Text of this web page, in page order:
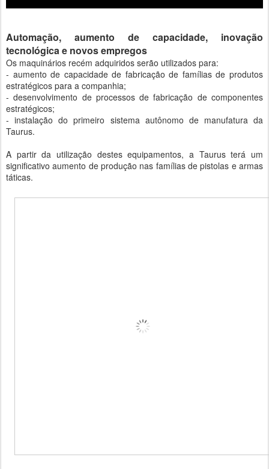
Automação, aumento de capacidade, inovação
tecnológica e novos empregos
Os maquinários recém adquiridos serão utilizados para:
- aumento de capacidade de fabricação de famílias de produtos
estratégicos para a companhia;
- desenvolvimento de processos de fabricação de componentes
estratégicos;
- instalação do primeiro sistema autônomo de manufatura da
Taurus.
A partir da utilização destes equipamentos, a Taurus terá um
significativo aumento de produção nas famílias de pistolas e armas
táticas.